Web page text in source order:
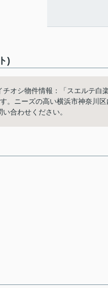
)
オシ物件情報：「スエルテ白
。ニーズの高い横浜市神奈川
合わせください。